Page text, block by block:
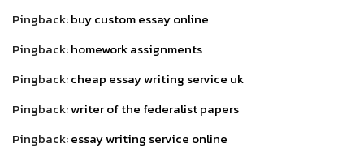
Pingback:buy custom essay online
Pingback:homework assignments
Pingback:cheap essay writing service uk
Pingback:writer of the federalist papers
Pingback:essay writing service online